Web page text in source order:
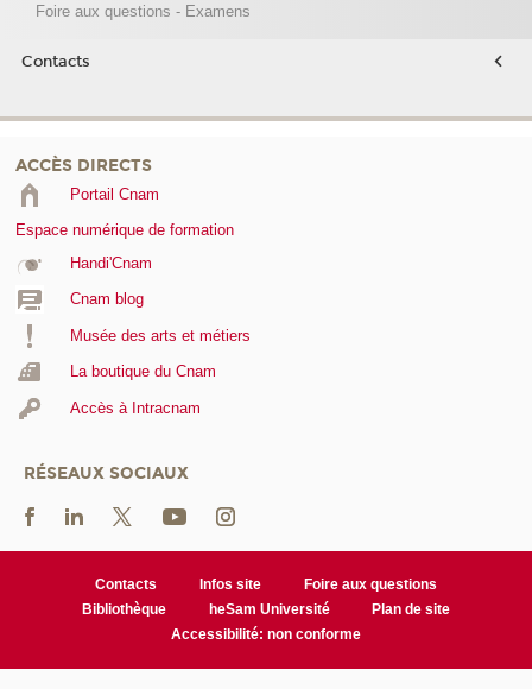
Foire aux questions - Examens
Contacts
ACCÈS DIRECTS
Portail Cnam
Espace numérique de formation
Handi'Cnam
Cnam blog
Musée des arts et métiers
La boutique du Cnam
Accès à Intracnam
RÉSEAUX SOCIAUX
Contacts Infos site
Foire aux questions
Bibliothèque
heSam Université
Plan de site
Accessibilité: non conforme